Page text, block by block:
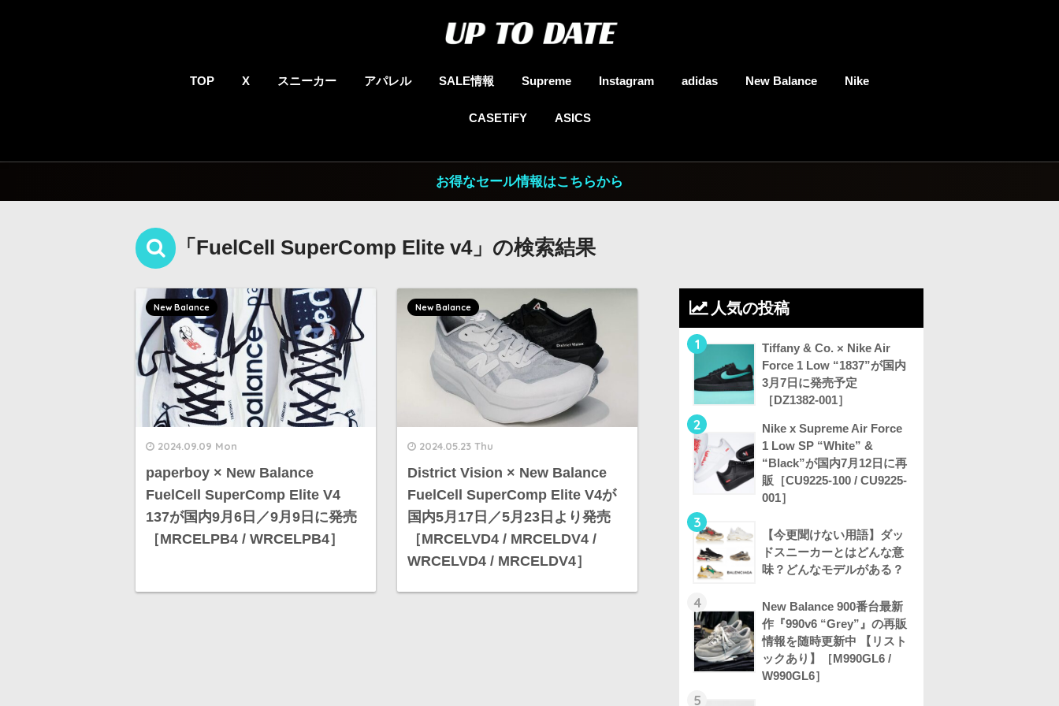
TOP X スニーカー アパレル SALE情報 Supreme Instagram adidas New Balance Nike
CASETiFY ASICS
お得なセール情報はこちらから
「FuelCell SuperComp Elite v4」の検索結果
2024.09.09 Mon
paperboy × New Balance
FuelCell SuperComp Elite V4
137が国内9月6日／9月9日に発売
［MRCELPB4 / WRCELPB4］
New Balance
2024.05.23 Thu
District Vision × New Balance
FuelCell SuperComp Elite V4が
国内5月17日／5月23日より発売
［MRCELVD4 / MRCELDV4 /
WRCELVD4 / MRCELDV4］
New Balance 人気の投稿
1
Tiffany & Co. × Nike Air
Force 1 Low “1837”が国内
3月7日に発売予定
［DZ1382-001］
2
Nike x Supreme Air Force
1 Low SP “White” &
“Black”が国内7月12日に再
販［CU9225-100 / CU9225-
001］
3
【今更聞けない用語】ダッ
ドスニーカーとはどんな意
味？どんなモデルがある？
4
New Balance 900番台最新
作『990v6 “Grey”』の再販
情報を随時更新中 【リスト
ックあり】［M990GL6 /
W990GL6］
5